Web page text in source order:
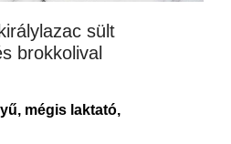
sült
brokkolival
mégis laktató,